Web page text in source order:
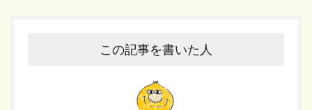
この記事を書いた人